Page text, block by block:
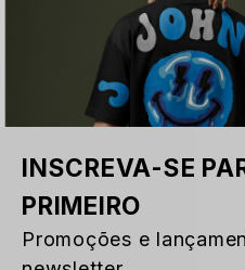
INSCREVA-SE
PRIMEIRO
Promoções e